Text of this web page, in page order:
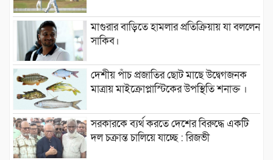
মাগুরার বাড়িতে হামলার প্রতিক্রিয়ায় যা বললেন
সাকিব।
দেশীয় পাঁচ প্রজাতির ছোট মাছে উদ্বেগজনক
মাত্রায় মাইক্রোপ্লাস্টিকের উপস্থিতি শনাক্ত ।
সরকারকে ব্যর্থ করতে দেশের বিরুদ্ধে একটি
দল চক্রান্ত চালিয়ে যাচ্ছে : রিজভী